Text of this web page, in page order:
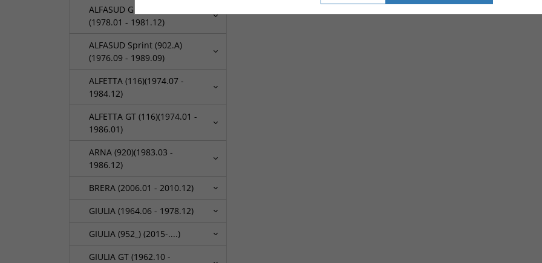
ALFASUD Giardinetta (904)
(1978.01 - 1981.12)
ALFASUD Sprint (902.A)
(1976.09 - 1989.09)
ALFETTA (116)(1974.07 -
1984.12)
ALFETTA GT (116)(1974.01 -
1986.01)
ARNA (920)(1983.03 -
1986.12)
BRERA (2006.01 - 2010.12)
GIULIA (1964.06 - 1978.12)
GIULIA (952_) (2015-....)
GIULIA GT (1962.10 -